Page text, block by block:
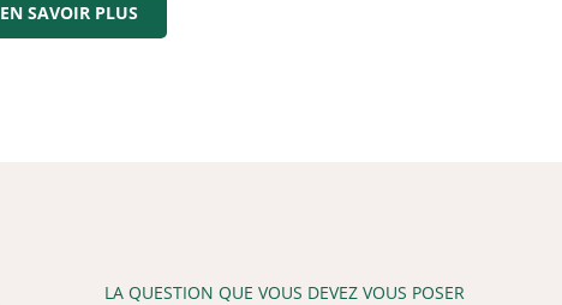
EN SAVOIR PLUS
LA QUESTION QUE VOUS DEVEZ VOUS POSER